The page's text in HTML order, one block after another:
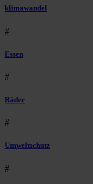
klimawandel
#
Essen
#
Räder
#
Umweltschutz
#